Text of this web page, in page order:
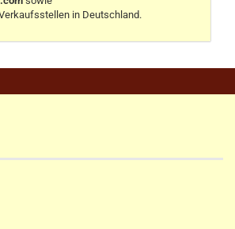
in Deutschland.